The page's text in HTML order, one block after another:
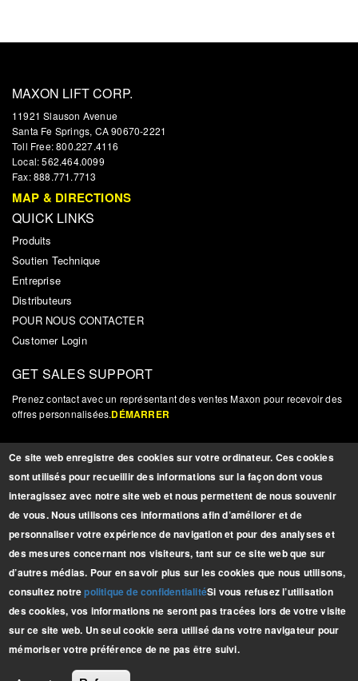
MAXON LIFT CORP.
11921 Slauson Avenue
Santa Fe Springs, CA 90670-2221
Toll Free: 800.227.4116
Local: 562.464.0099
Fax: 888.771.7713
MAP & DIRECTIONS
QUICK LINKS
Produits
Soutien Technique
Entreprise
Distributeurs
POUR NOUS CONTACTER
Customer Login
GET SALES SUPPORT
Prenez contact avec un représentant des ventes Maxon pour recevoir des
offres personnalisées.DÉMARRER
NOUVELLES ET MISES À JOUR
Inscrivez-vous pour recevoir des mises à jour, des nouvelles et autres
informations pertinentes sur les produits. INSCRIPTION
BROCHURES
Télécharger nos
GAMME COMPLÈTE
Copyright © 2025 Maxon Lift Corp. All rights reserved.
Ce site web enregistre des cookies sur votre ordinateur. Ces cookies
sont utilisés pour recueillir des informations sur la façon dont vous
interagissez avec notre site web et nous permettent de nous souvenir
de vous. Nous utilisons ces informations afin d’améliorer et de
personnaliser votre expérience de navigation et pour des analyses et
des mesures concernant nos visiteurs, tant sur ce site web que sur
d’autres médias. Pour en savoir plus sur les cookies que nous utilisons,
consultez notrepolitique de confidentialitéSi vous refusez l’utilisation
des cookies, vos informations ne seront pas tracées lors de votre visite
sur ce site web. Un seul cookie sera utilisé dans votre navigateur pour
mémoriser votre préférence de ne pas être suivi.